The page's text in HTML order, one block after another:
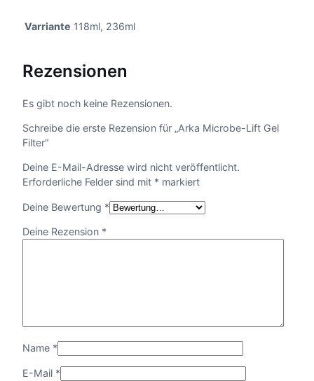
Varriante 118ml, 236ml
Rezensionen
Es gibt noch keine Rezensionen.
Schreibe die erste Rezension für „Arka Microbe-Lift Gel
Filter“
Deine E-Mail-Adresse wird nicht veröffentlicht.
Erforderliche Felder sind mit * markiert
Deine Bewertung *
Deine Rezension *
Name *
E-Mail *